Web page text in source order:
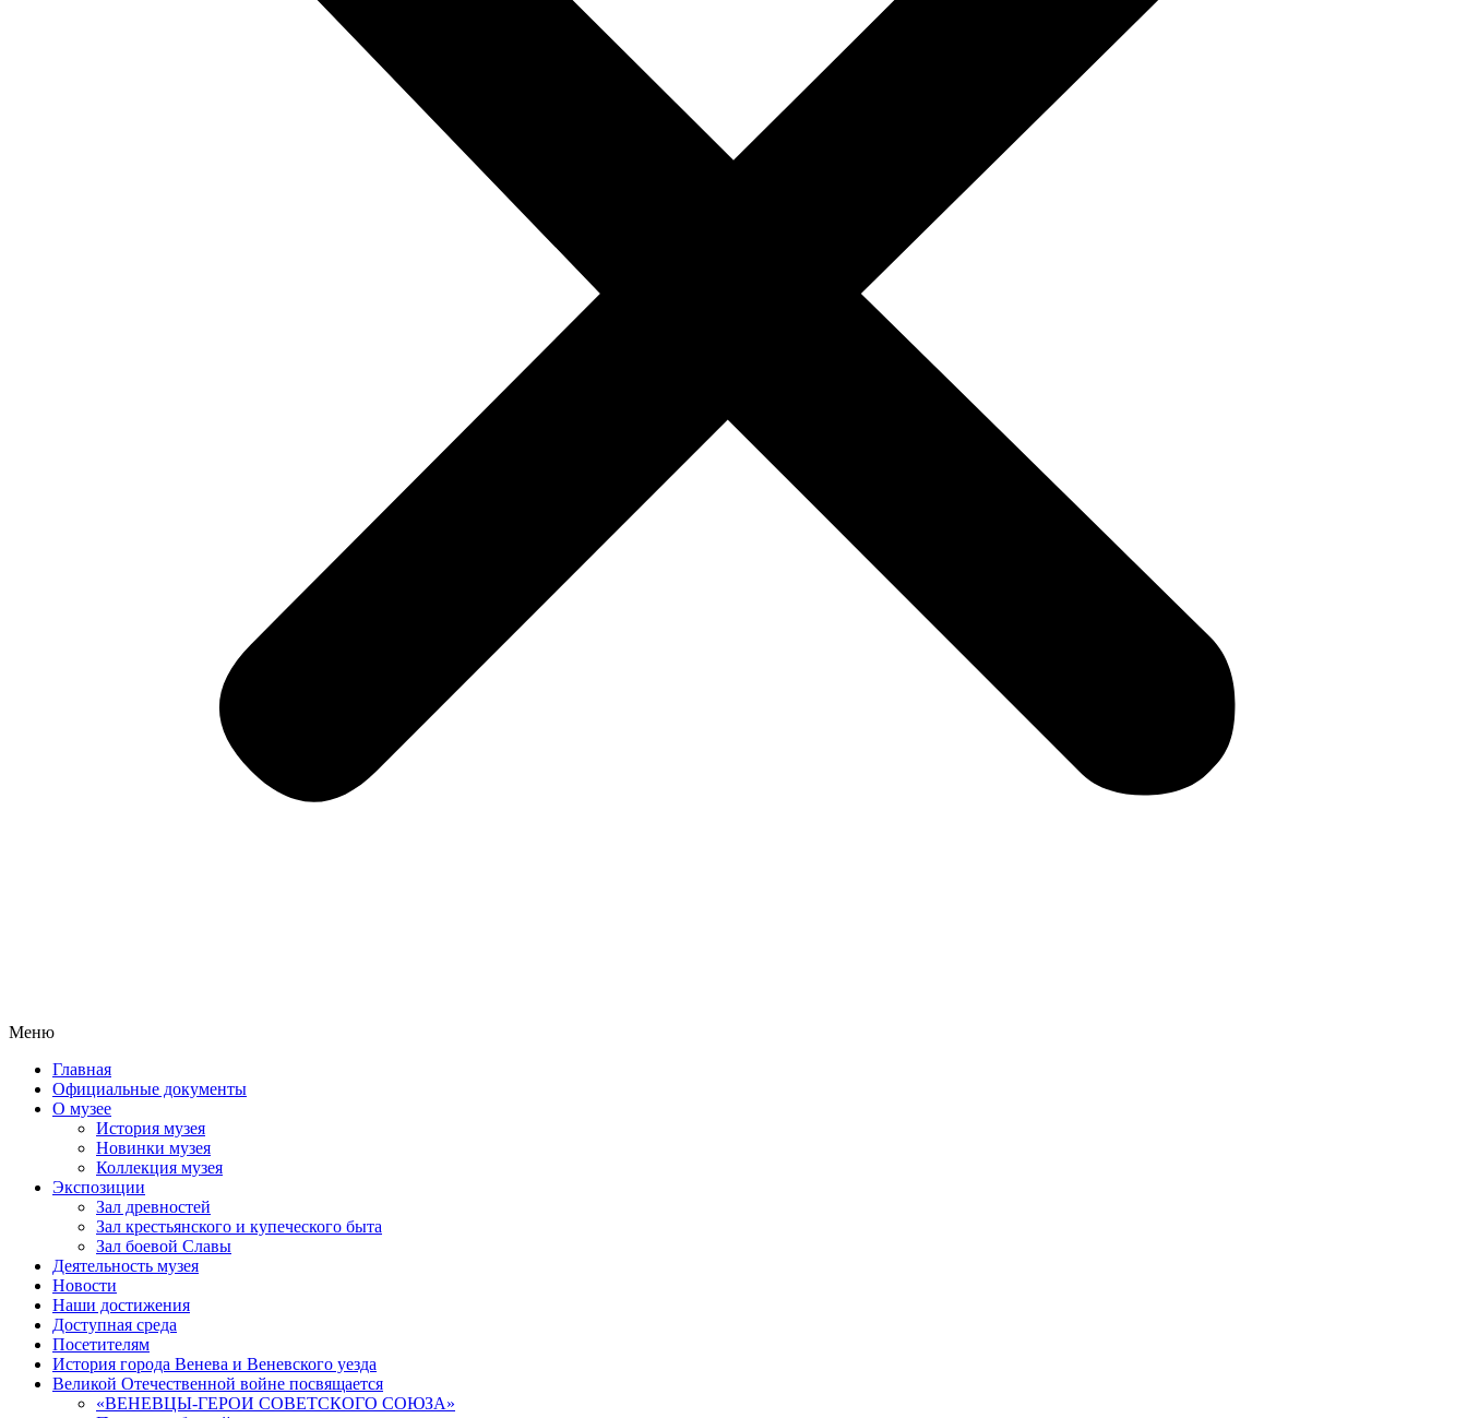
Меню
Главная
Официальные документы
О музее
История музея
Новинки музея
Коллекция музея
Экспозиции
Зал древностей
Зал крестьянского и купеческого быта
Зал боевой Славы
Деятельность музея
Новости
Наши достижения
Доступная среда
Посетителям
История города Венева и Веневского уезда
Великой Отечественной войне посвящается
«ВЕНЕВЦЫ-ГЕРОИ СОВЕТСКОГО СОЮЗА»